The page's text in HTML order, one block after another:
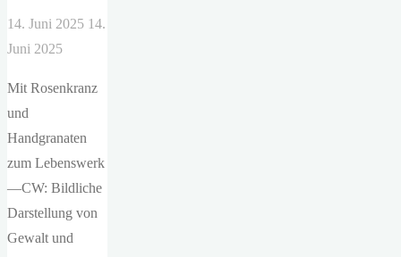
14. Juni 2025 14.
Juni 2025
Mit Rosenkranz
und
Handgranaten
zum Lebenswerk
—CW: Bildliche
Darstellung von
Gewalt und